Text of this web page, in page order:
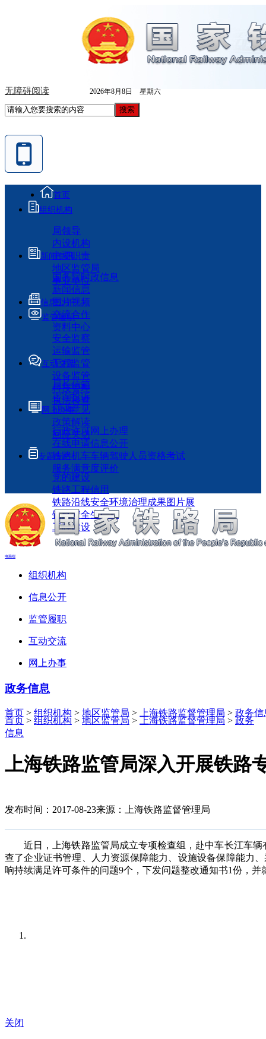
无障碍阅读 2026年8月8日 星期六
首页
组织机构
局领导
内设机构
主要职责
地区监管局
事业单位
新闻资讯
国务院时政信息
新闻信息
图片视频
交流合作
资料中心
信息公开
监管履职
安全监察
运输监管
工程监管
设备监管
科技管理
执法检查
互动交流
局长信箱
咨询投诉
征求意见
政策解读
回应关切
网上办事
行政许可网上办理
在线申请信息公开
铁路机车车辆驾驶人员资格考试
服务满意度评价
专题专栏
党的建设
铁路工程信用
铁路沿线安全环境治理成果图片展
铁路安全生产月
工程建设
电脑端
组织机构
信息公开
监管履职
互动交流
网上办事
政务信息
首页 > 组织机构 > 地区监管局 > 上海铁路监督管理局 > 政务信
首页 > 组织机构 > 地区监管局 > 上海铁路监督管理局 > 政务
信息
上海铁路监管局深入开展铁路
发布时间：2017-08-23来源：上海铁路监督管理局
近日，上海铁路监管局成立专项检查组，赴中车长江车辆
查了企业证书管理、人力资源保障能力、设施设备保障能力
响持续满足许可条件的问题9个，下发问题整改通知书1份，
关闭